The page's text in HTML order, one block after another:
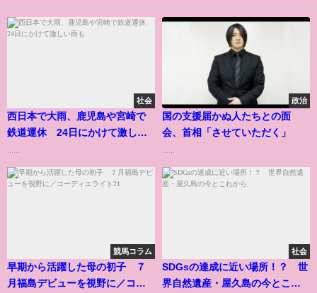
社会
西日本で大雨、鹿児島や宮崎で
鉄道運休 24日にかけて激しい
......
政治
国の支援届かぬ人たちとの面
会、首相「させていただく」
......
競馬コラム
早期から活躍した母の初子 ７
月福島デビューを視野に／コー
社会
SDGsの達成に近い場所！？ 世
界自然遺産・屋久島の今とこれ